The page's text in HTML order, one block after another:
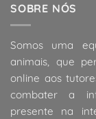
SOBRE NÓS
Somos uma
animais, que
online aos
combater a
presente na